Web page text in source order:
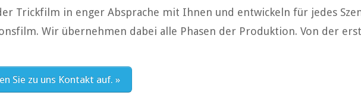
Trickfilm in enger Absprache mit Ihnen und entwickeln für jedes
Wir übernehmen dabei alle Phasen der Produktion. Von der
Sie zu uns Kontakt auf. »